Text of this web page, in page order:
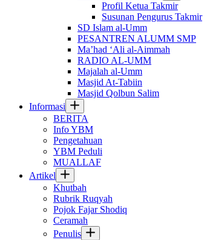
Profil Ketua Takmir
Susunan Pengurus Takmir
SD Islam al-Umm
PESANTREN ALUMM SMP
Ma’had ‘Ali al-Aimmah
RADIO AL-UMM
Majalah al-Umm
Masjid At-Tabiin
Masjid Qolbun Salim
Informasi
BERITA
Info YBM
Pengetahuan
YBM Peduli
MUALLAF
Artikel
Khutbah
Rubrik Ruqyah
Pojok Fajar Shodiq
Ceramah
Penulis